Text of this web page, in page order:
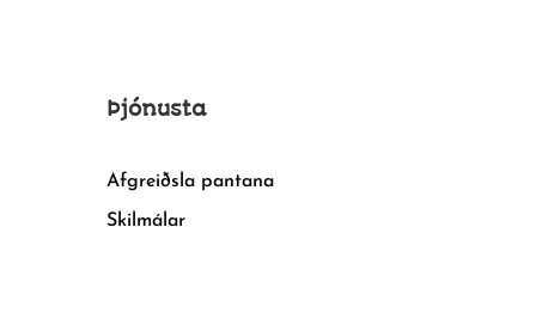
Þjónusta
Afgreiðsla pantana
Skilmálar